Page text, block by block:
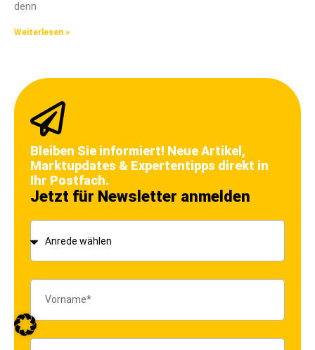
denn
Weiterlesen »
Bleiben Sie informiert! Neue Artikel,
Marktupdates & Expertentipps direkt in
Ihr Postfach.
Jetzt für Newsletter anmelden